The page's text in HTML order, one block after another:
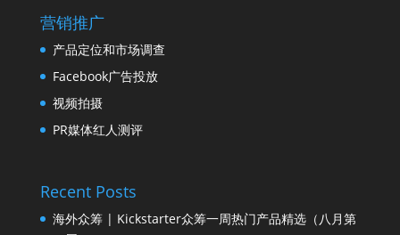
营销推广
产品定位和市场调查
Facebook广告投放
视频拍摄
PR媒体红人测评
Recent Posts
海外众筹 | Kickstarter众筹一周热门产品精选（八月第